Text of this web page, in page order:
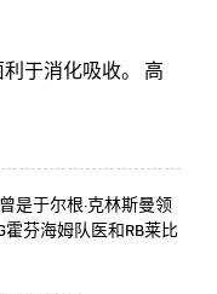
于消化吸收。 高
是于尔根·克林斯曼领
芬海姆队医和RB莱比